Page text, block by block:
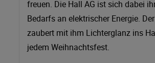
freuen. Die Hall AG ist sich dabei
Bedarfs an elektrischer Energie.
zaubert mit ihm Lichterglanz ins
jedem Weihnachtsfest.